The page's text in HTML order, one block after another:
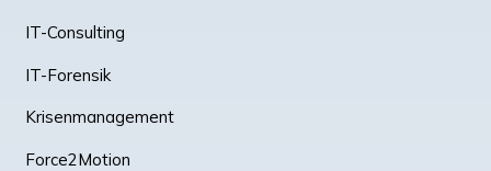
IT-Consulting
IT-Forensik
Krisenmanagement
Force2Motion